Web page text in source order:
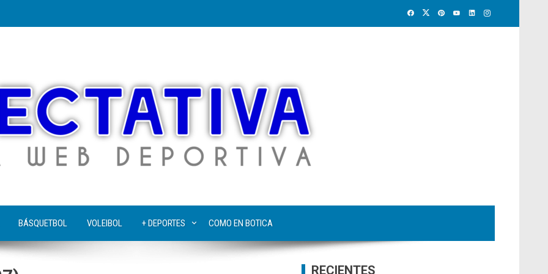
BÁSQUETBOL VOLEIBOL + DEPORTES COMO EN BOTICA
RECIENTES